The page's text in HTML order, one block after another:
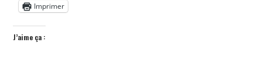
Imprimer
J’aime ça :